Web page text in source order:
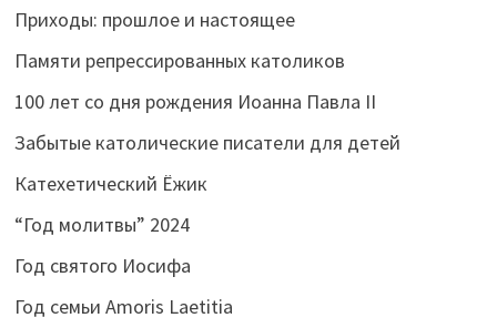
Приходы: прошлое и настоящее
Памяти репрессированных католиков
100 лет со дня рождения Иоанна Павла II
Забытые католические писатели для детей
Катехетический Ёжик
“Год молитвы” 2024
Год святого Иосифа
Год семьи Amoris Laetitia